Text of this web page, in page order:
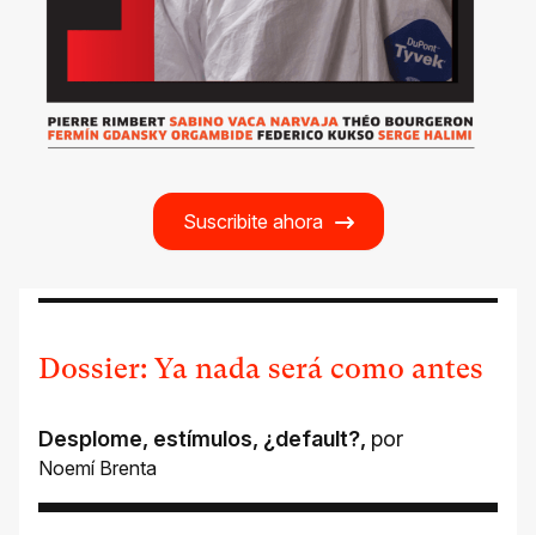
Suscribite ahora
Dossier: Ya nada será como antes
Desplome, estímulos, ¿default?, por
Noemí Brenta